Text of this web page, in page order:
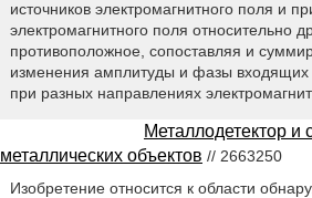
источников электромагнитного поля и
электромагнитного поля относительно
противоположное, сопоставляя и
изменения амплитуды и фазы входящих
при разных направлениях
Металлодетектор и
металлических объектов // 2663250
Изобретение относится к области